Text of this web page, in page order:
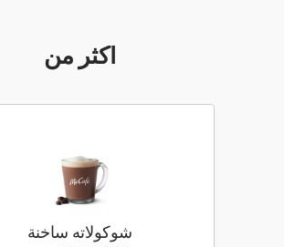
أكثر من
شوكولاته ساخنة